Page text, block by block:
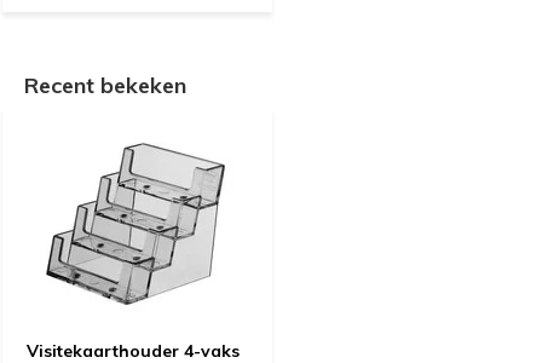
Recent bekeken
Visitekaarthouder 4-vaks